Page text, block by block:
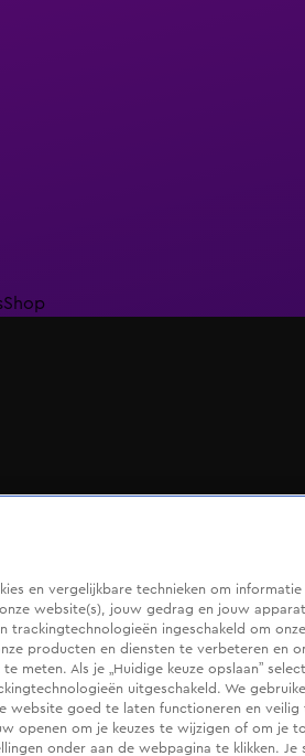
Shop
en vergelijkbare technieken om informatie
website(s), jouw gedrag en jouw
trackingtechnologieën ingeschakeld om
producten en diensten te verbeteren en
meten. Als je „Huidige keuze opslaan”
uitgeschakeld. We
website goed te laten functioneren en veilig
openen om je keuzes te wijzigen of om je
onder aan de webpagina te klikken. Je